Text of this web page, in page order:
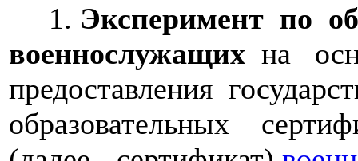
1. Эксперимент по
военнослужащих на
предоставления
образовательных